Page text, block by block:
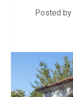
Posted by